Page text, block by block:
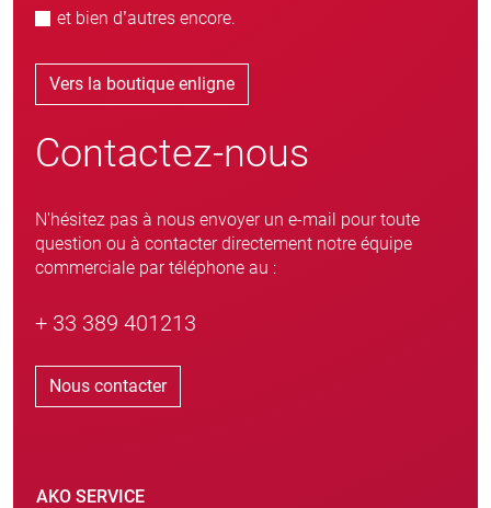
et bien d’autres encore.
Vers la boutique enligne
Contactez-nous
N'hésitez pas à nous envoyer un e-mail pour toute
question ou à contacter directement notre équipe
commerciale par téléphone au :
+ 33 389 401213
Nous contacter
AKO SERVICE